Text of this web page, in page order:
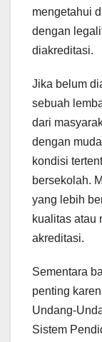
mengetahui
dengan
diakreditasi.
Jika belum
sebuah
dari
dengan
kondisi
bersekolah.
yang lebih
kualitas atau
akreditasi.
Sementara
penting
Undang-
Sistem